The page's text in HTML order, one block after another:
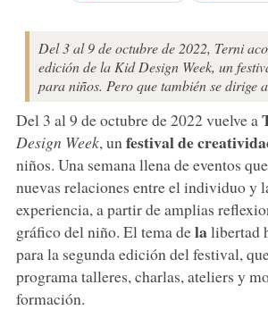
Del 3 al 9 de octubre de 2022, Terni
edición de la Kid Design Week, un
para niños. Pero que también se dirige
Del 3 al 9 de octubre de 2022 vuelve a
Design Week, un festival de
niños. Una semana llena de eventos
nuevas relaciones entre el individuo y
experiencia, a partir de amplias
gráfico del niño. El tema delalibertad
para la segunda edición del festival,
programa talleres, charlas, ateliers y
formación.